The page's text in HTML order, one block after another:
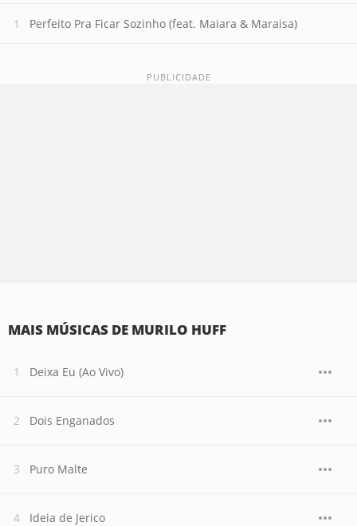
Perfeito Pra Ficar Sozinho (feat. Maiara & Maraisa)
MAIS MÚSICAS DE MURILO HUFF
Deixa Eu (Ao Vivo)
Dois Enganados
Puro Malte
Ideia de Jerico